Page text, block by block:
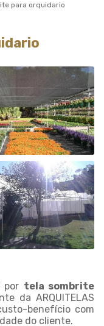
para orquidario
por tela sombrite
da ARQUITELAS
benefício com
do cliente.